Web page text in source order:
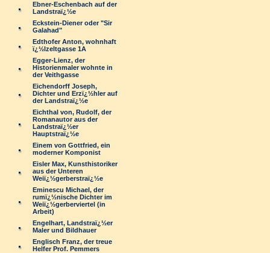
Ebner-Eschenbach auf der
Landstraï¿½e
Eckstein-Diener oder "Sir
Galahad"
Edthofer Anton, wohnhaft
ï¿½lzeltgasse 1A
Egger-Lienz, der
Historienmaler wohnte in
der Veithgasse
Eichendorff Joseph,
Dichter und Erzï¿½hler auf
der Landstraï¿½e
Eichthal von, Rudolf, der
Romanautor aus der
Landstraï¿½er
Hauptstraï¿½e
Einem von Gottfried, ein
moderner Komponist
Eisler Max, Kunsthistoriker
aus der Unteren
Weiï¿½gerberstraï¿½e
Eminescu Michael, der
rumï¿½nische Dichter im
Weiï¿½gerberviertel (in
Arbeit)
Engelhart, Landstraï¿½er
Maler und Bildhauer
Englisch Franz, der treue
Helfer Prof. Pemmers